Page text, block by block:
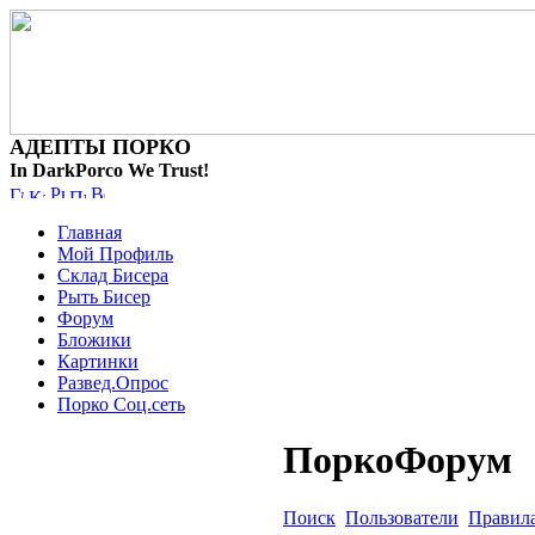
АДЕПТЫ ПОРКО
In DarkPorco We Trust!
Главная
Мой Профиль
Склад Бисера
Рыть Бисер
Форум
Бложики
Картинки
Развед.Опрос
Порко Соц.сеть
ПоркоФорум
Поиск Пользователи